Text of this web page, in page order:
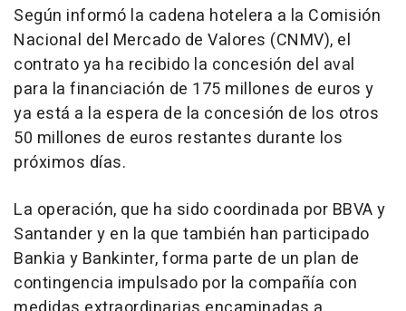
Según informó la cadena hotelera a la Comisión
Nacional del Mercado de Valores (CNMV), el
contrato ya ha recibido la concesión del aval
para la financiación de 175 millones de euros y
ya está a la espera de la concesión de los otros
50 millones de euros restantes durante los
próximos días.
La operación, que ha sido coordinada por BBVA y
Santander y en la que también han participado
Bankia y Bankinter, forma parte de un plan de
contingencia impulsado por la compañía con